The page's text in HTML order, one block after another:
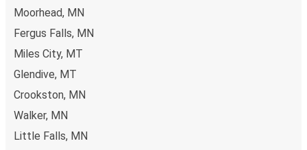
Moorhead, MN
Fergus Falls, MN
Miles City, MT
Glendive, MT
Crookston, MN
Walker, MN
Little Falls, MN